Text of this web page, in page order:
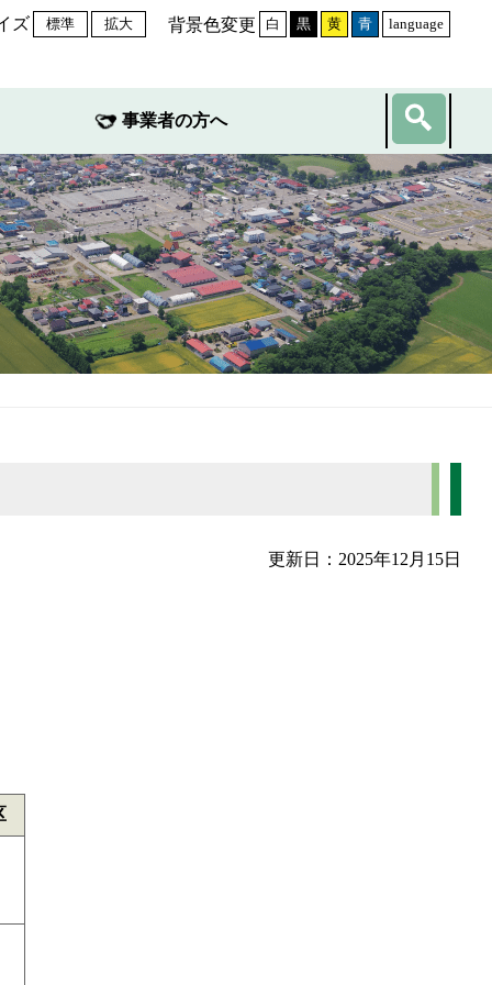
ズ 標準 拡大 背景色変更 白 黒 黄 青 language
事業者の方へ
更新日：2025年12月15日